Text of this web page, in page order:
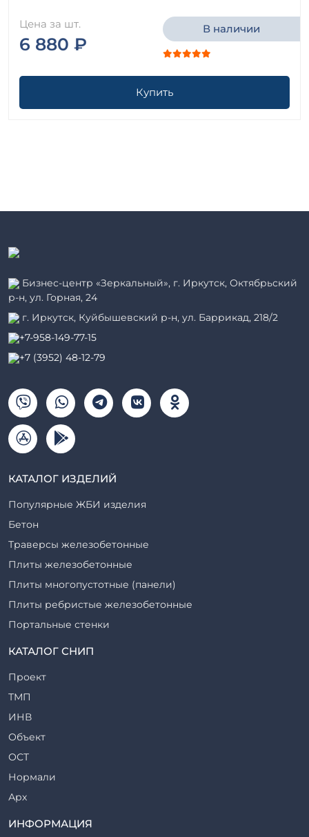
Цена за шт.
6 880 ₽
В наличии
Купить
Бизнес-центр «Зеркальный», г. Иркутск, Октябрьский
р-н, ул. Горная, 24
г. Иркутск, Куйбышевский р-н, ул. Баррикад, 218/2
+7-958-149-77-15
+7 (3952) 48-12-79
КАТАЛОГ ИЗДЕЛИЙ
Популярные ЖБИ изделия
Бетон
Траверсы железобетонные
Плиты железобетонные
Плиты многопустотные (панели)
Плиты ребристые железобетонные
Портальные стенки
Прогоны железобетонные
Ригели железобетонные
Сваи железобетонные
Стеновые блоки
Стойки железобетонные
Столбы железобетонные
Закладные детали
Трубы железобетонные
Утяжелители железобетонные
КАТАЛОГ СНИП
Проект
ТМП
ИНВ
Объект
ОСТ
Нормали
Арх
ТР
ИНФОРМАЦИЯ